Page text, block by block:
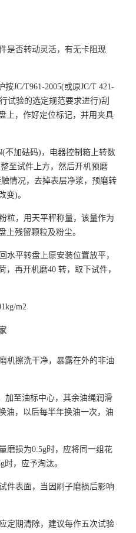
是否转动灵活，有无卡阻现
JC/T961-2005(或原JC/T 421-
试验的选定规范要求进行)刮
上，作好定位标记，并用夹具
不加砝码)，电器控制箱上转数
至试件上方，然后开机预磨
情况，去掉表层净浆，预磨转
变)。
粒，用天平秤称量，该量作为
上残留颗粒及粉尘。
水平转盘上原安装位置放平，
，再开机磨40 转，取下试件，
m2
机擦洗干净，暴露在外的非油
加至油标中心，其余油绳润滑
油，以后每半年换油一次，油
磨损为0.5g时，应将同一组花
，应予淘汰。
件表面，当因刷子磨损后影响
定期清除，建议每作五次试验